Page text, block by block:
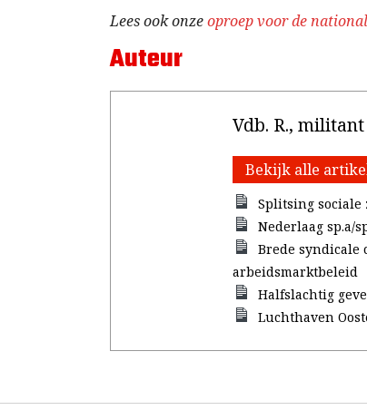
Lees ook onzeoproep voor de
Auteur
Vdb. R., militant
Bekijk alle
Splitsing sociale
Nederlaag sp.a/
Brede syndicale
arbeidsmarktbeleid
Halfslachtig
Luchthaven